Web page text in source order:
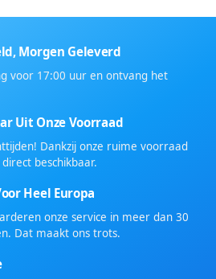
Morgen Geleverd
voor 17:00 uur en ontvang het
Uit Onze Voorraad
Dankzij onze ruime voorraad
beschikbaar.
Heel Europa
onze service in meer dan 30
Dat maakt ons trots.